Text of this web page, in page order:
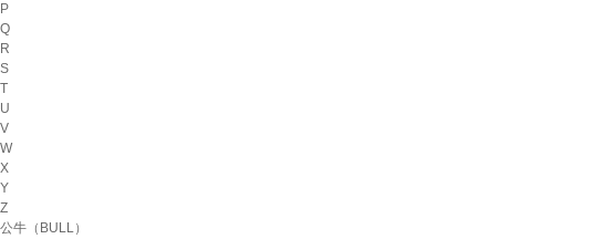
P
Q
R
S
T
U
V
W
X
Y
Z
公牛（BULL）